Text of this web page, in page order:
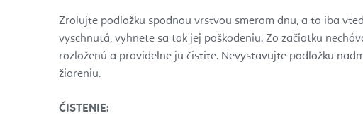
Zrolujte podložku spodnou vrstvou smerom dnu, a to iba
vyschnutá, vyhnete sa tak jej poškodeniu. Zo začiatku
rozloženú a pravidelne ju čistite. Nevystavujte podložku
žiareniu.
ČISTENIE: